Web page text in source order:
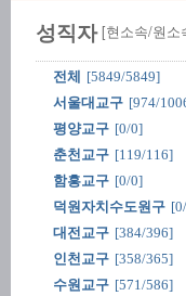
성직자 [현소속/원소
전체
[5849/5849]
서울대교구 [974/
평양교구 [0/0]
춘천교구 [119/116]
함흥교구 [0/0]
덕원자치수도원구
대전교구 [384/396]
인천교구 [358/365]
수원교구 [571/586]